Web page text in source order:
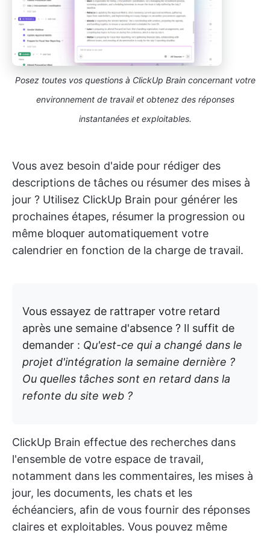
Posez toutes vos questions à ClickUp Brain concernant votre
environnement de travail et obtenez des réponses
instantanées et exploitables.
Vous avez besoin d'aide pour rédiger des
descriptions de tâches ou résumer des mises à
jour ? Utilisez ClickUp Brain pour générer les
prochaines étapes, résumer la progression ou
même bloquer automatiquement votre
calendrier en fonction de la charge de travail.
Vous essayez de rattraper votre retard
après une semaine d'absence ? Il suffit de
demander : Qu'est-ce qui a changé dans le
projet d'intégration la semaine dernière ?
Ou quelles tâches sont en retard dans la
refonte du site web ?
ClickUp Brain effectue des recherches dans
l'ensemble de votre espace de travail,
notamment dans les commentaires, les mises à
jour, les documents, les chats et les
échéanciers, afin de vous fournir des réponses
claires et exploitables. Vous pouvez même